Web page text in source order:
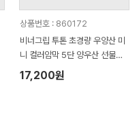
상품번호 : 860172
비너그립 투톤 초경량 우양산 미
니 컬러암막 5단 양우산 선물세
트+무한타올세트 푸들이 40수 1
50g 수건세트
17,200원